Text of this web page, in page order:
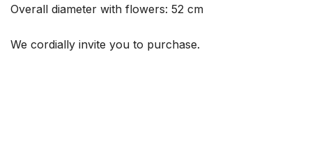
Overall diameter with flowers: 52 cm
We cordially invite you to purchase.